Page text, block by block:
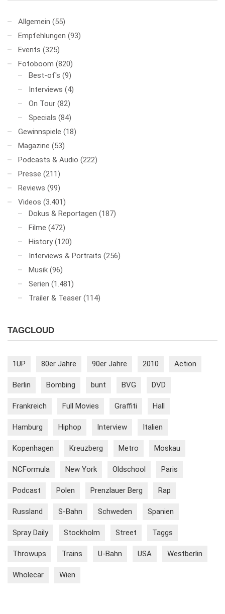
Allgemein (55)
Empfehlungen (93)
Events (325)
Fotoboom (820)
Best-of's (9)
Interviews (4)
On Tour (82)
Specials (84)
Gewinnspiele (18)
Magazine (53)
Podcasts & Audio (222)
Presse (211)
Reviews (99)
Videos (3.401)
Dokus & Reportagen (187)
Filme (472)
History (120)
Interviews & Portraits (256)
Musik (96)
Serien (1.481)
Trailer & Teaser (114)
TAGCLOUD
1UP 80er Jahre 90er Jahre 2010 Action
Berlin Bombing bunt BVG DVD
Frankreich Full Movies Graffiti Hall
Hamburg Hiphop Interview Italien
Kopenhagen Kreuzberg Metro Moskau
NCFormula New York Oldschool Paris
Podcast Polen Prenzlauer Berg Rap
Russland S-Bahn Schweden Spanien
Spray Daily Stockholm Street Taggs
Throwups Trains U-Bahn USA Westberlin
Wholecar Wien